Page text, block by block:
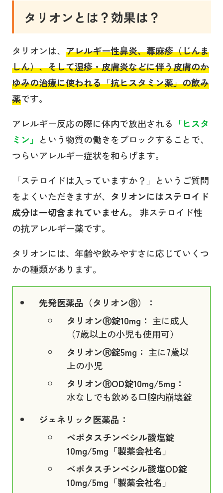
タリオンとは？効果は？
タリオンは、 アレルギー性鼻炎、蕁麻疹（じんま
しん）、そして湿疹・皮膚炎などに伴う皮膚のか
ゆみの治療に使われる「抗ヒスタミン薬」の飲み
薬です。
アレルギー反応の際に体内で放出される 「ヒスタ
ミン」 という物質の働きをブロックすることで、
つらいアレルギー症状を和らげます。
「ステロイドは入っていますか？」というご質問
をよくいただきますが、 タリオンにはステロイド
成分は一切含まれていません。
非ステロイド性
の抗アレルギー薬です。
タリオンには、年齢や飲みやすさに応じていくつ
かの種類があります。
先発医薬品（タリオンⓇ）：
タリオンⓇ錠10mg： 主に成人
（7歳以上の小児も使用可）
タリオンⓇ錠5mg： 主に7歳以
上の小児
タリオンⓇOD錠10mg/5mg：
水なしでも飲める口腔内崩壊錠
ジェネリック医薬品：
ベポタスチンベシル酸塩錠
10mg/5mg「製薬会社名」
ベポタスチンベシル酸塩OD錠
10mg/5mg「製薬会社名」